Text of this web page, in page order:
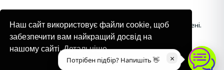
© 2024. Bulgaria Tours by Inrealr4u. Усі права захищені.
Карта сайтуПолітика конфіденційності
×
Потрібен підбір? Напишіть 👋
Наш сайт використовує файли cookie, щоб
забезпечити вам найкращий досвід на
нашому сайті.Детальніше